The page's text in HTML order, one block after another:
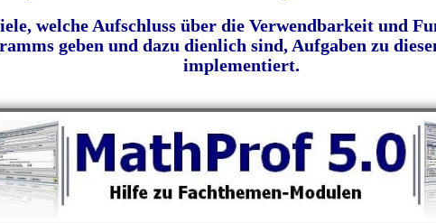
welche Aufschluss über die Verwendbarkeit und
geben und dazu dienlich sind, Aufgaben zu
implementiert.